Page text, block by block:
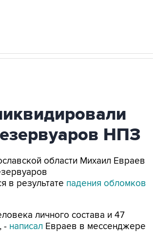
НПЗ
области Михаил Евраев
в результате падения обломков
личного состава и 47
- написал Евраев в мессенджере